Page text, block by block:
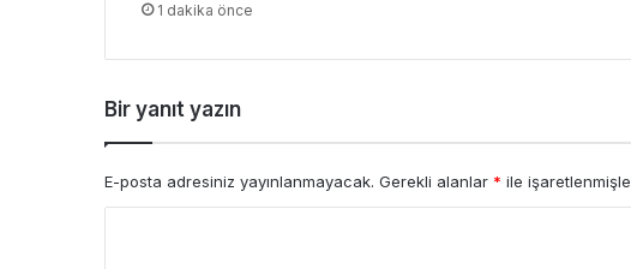
1 dakika önce
Bir yanıt yazın
E-posta adresiniz yayınlanmayacak. Gerekli alanlar * ile